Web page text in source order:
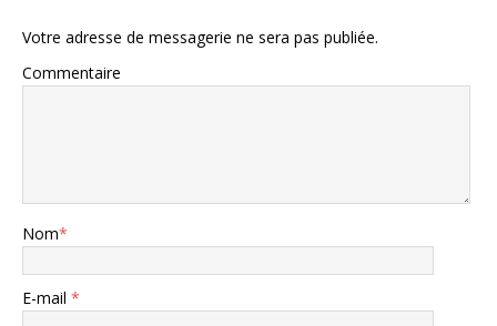
Votre adresse de messagerie ne sera pas publiée.
Commentaire
Nom*
E-mail *